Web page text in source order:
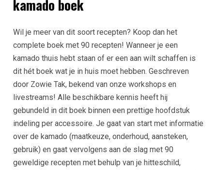
kamado boek
Wil je meer van dit soort recepten? Koop dan het
complete boek met 90 recepten! Wanneer je een
kamado thuis hebt staan of er een aan wilt schaffen is
dit hét boek wat je in huis moet hebben. Geschreven
door Zowie Tak, bekend van onze workshops en
livestreams! Alle beschikbare kennis heeft hij
gebundeld in dit boek binnen een prettige hoofdstuk
indeling per accessoire. Je gaat van start met informatie
over de kamado (maatkeuze, onderhoud, aansteken,
gebruik) en gaat vervolgens aan de slag met 90
geweldige recepten met behulp van je hitteschild,